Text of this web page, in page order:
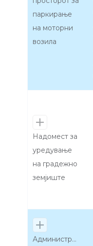
паркирање
на моторни
возила
Надомест за
уредување
на градежно
земјиште
Административни